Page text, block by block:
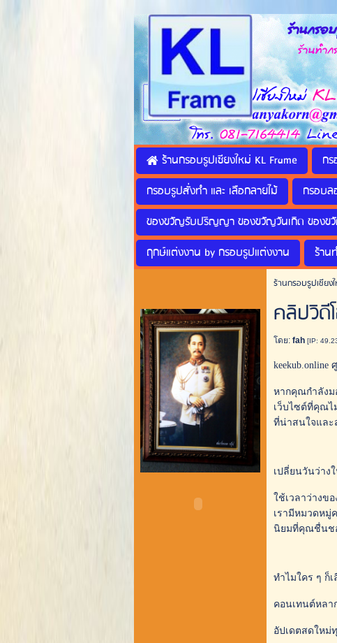
ร้านกรอ
ร้านทำกรอ
ร้านกรอบรูปเชียงใหม่ KL Frame ก
กรอบรูปสั่งทำ และ เลือกลายไม้
กรอบ
ของขวัญรับปริญญา ของขวัญวันเกิด ของข
ฤกษ์แต่งงาน by กรอบรูปแต่งงาน
ร้าน
ร้านกรอบรูปเชียง
คลิปวิดี
โดย:fah [IP:
หากคุณกำลังม
เว็บไซต์ที่คุณไ
ที่น่าสนใจและ
เปลี่ยนวันว่าง
ใช้เวลาว่างข
เรามีหมวดหมู่
นิยมที่คุณชื่นชอ
ทำไมใคร ๆ ก็
คอนเทนต์หลา
อัปเดตสดใหม่